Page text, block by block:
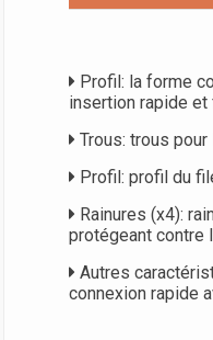
Profil: la forme
insertion rapide
Trous: trous pour
Profil: profil du
Rainures (x4):
protégeant contre
Autres
connexion rapide